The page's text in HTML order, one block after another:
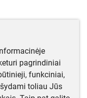
pagrindiniai
funkciniai,
toliau Jūs